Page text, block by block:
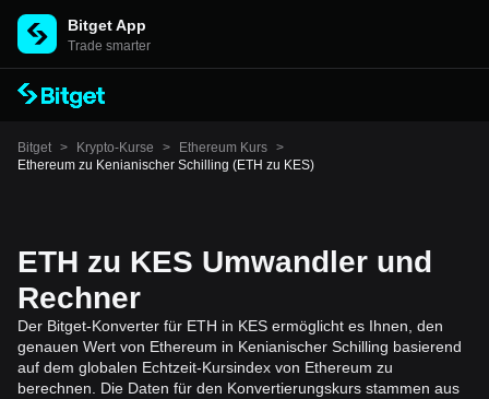
Bitget App
Trade smarter
Bitget > Krypto-Kurse > Ethereum Kurs >
Ethereum zu Kenianischer Schilling (ETH zu KES)
ETH zu KES Umwandler und
Rechner
Der Bitget-Konverter für ETH in KES ermöglicht es Ihnen, den
genauen Wert von Ethereum in Kenianischer Schilling basierend
auf dem globalen Echtzeit-Kursindex von Ethereum zu
berechnen. Die Daten für den Konvertierungskurs stammen aus